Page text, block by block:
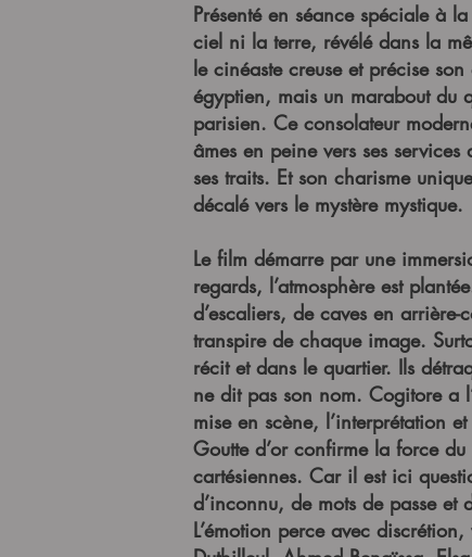
Présenté en séance spéciale à
ciel ni la terre, révélé dans la
le cinéaste creuse et précise
égyptien, mais un marabout du
parisien. Ce consolateur
âmes en peine vers ses
ses traits. Et son charisme
décalé vers le mystère mystique.
Le film démarre par une
regards, l’atmosphère est
d’escaliers, de caves en
transpire de chaque image.
récit et dans le quartier. Ils
ne dit pas son nom. Cogitore a
mise en scène, l’interprétation
Goutte d’or confirme la force
cartésiennes. Car il est ici
d’inconnu, de mots de passe et
L’émotion perce avec